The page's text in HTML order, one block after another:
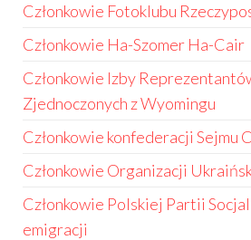
Członkowie Fotoklubu
Członkowie Ha-Szomer Ha-Cair
Członkowie Izby
Zjednoczonych z Wyomingu
Członkowie konfederacji Sejmu
Członkowie Organizacji
Członkowie Polskiej Partii
emigracji